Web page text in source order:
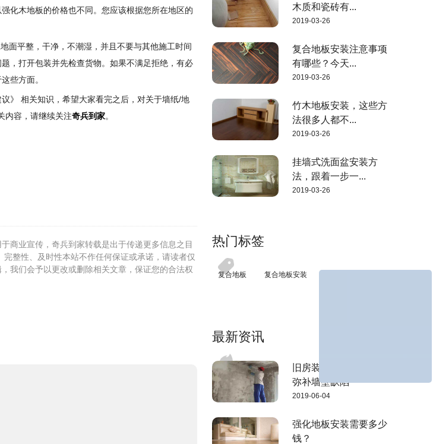
化木地板的价格也不同。您应该根据您所在地区的
面平整，干净，不潮湿，并且不要与其他施工时间
，打开包装并先检查货物。如果不满足拒绝，有必
些方面。
》 相关知识，希望大家看完之后，对关于墙纸/地
内容，请继续关注奇兵到家。
商业宣传，奇兵到家转载是出于传递更多信息之目
整性、及时性本站不作任何保证或承诺，请读者仅
我们会予以更改或删除相关文章，保证您的合法权
木质和瓷砖有...
2019-03-26
复合地板安装注意事项
有哪些？今天...
2019-03-26
竹木地板安装，这些方
法很多人都不...
2019-03-26
挂墙式洗面盆安装方
法，跟着一步一...
2019-03-26
热门标签
复合地板 复合地板安装
最新资讯
旧房装修这样做，可以
弥补墙壁缺陷
2019-06-04
强化地板安装需要多少
钱？